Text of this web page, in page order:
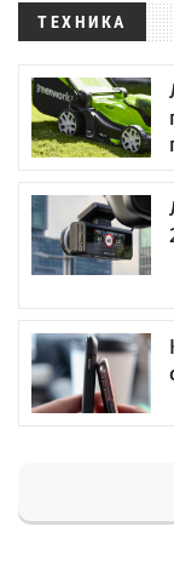
ТЕХНИКА